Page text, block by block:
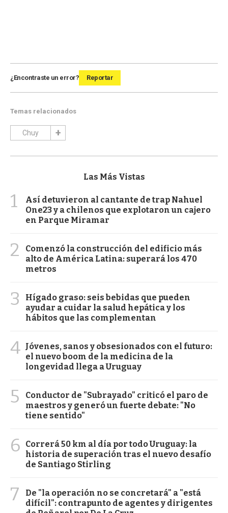
¿Encontraste un error? Reportar
Temas relacionados
Chuy
Las Más Vistas
1
Así detuvieron al cantante de trap Nahuel
One23 y a chilenos que explotaron un cajero
en Parque Miramar
2
Comenzó la construcción del edificio más
alto de América Latina: superará los 470
metros
3
Hígado graso: seis bebidas que pueden
ayudar a cuidar la salud hepática y los
hábitos que las complementan
4 Jóvenes, sanos y obsesionados con el futuro:
el nuevo boom de la medicina de la
longevidad llega a Uruguay
5
Conductor de "Subrayado" criticó el paro de
maestros y generó un fuerte debate: "No
tiene sentido"
6
Correrá 50 km al día por todo Uruguay: la
historia de superación tras el nuevo desafío
de Santiago Stirling
7
De "la operación no se concretará" a "está
difícil": contrapunto de agentes y dirigentes